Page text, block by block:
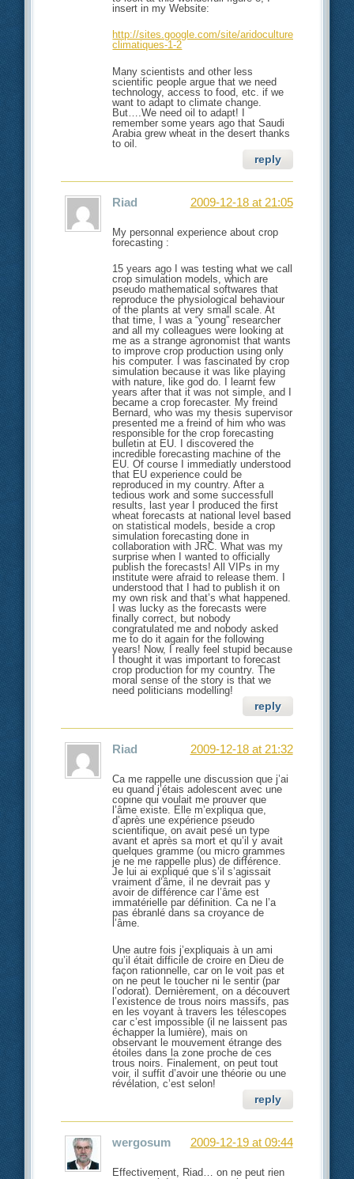
insert in my Website:
http://sites.google.com/site/aridoculture/
climatiques-1-2
Many scientists and other less
scientific people argue that we need
technology, access to food, etc. if we
want to adapt to climate change.
But….We need oil to adapt! I
remember some years ago that Saudi
Arabia grew wheat in the desert thanks
to oil.
reply
Riad 2009-12-18 at 21:05
My personnal experience about crop
forecasting :
15 years ago I was testing what we call
crop simulation models, which are
pseudo mathematical softwares that
reproduce the physiological behaviour
of the plants at very small scale. At
that time, I was a “young” researcher
and all my colleagues were looking at
me as a strange agronomist that wants
to improve crop production using only
his computer. I was fascinated by crop
simulation because it was like playing
with nature, like god do. I learnt few
years after that it was not simple, and I
became a crop forecaster. My freind
Bernard, who was my thesis supervisor
presented me a freind of him who was
responsible for the crop forecasting
bulletin at EU. I discovered the
incredible forecasting machine of the
EU. Of course I immediatly understood
that EU experience could be
reproduced in my country. After a
tedious work and some successfull
results, last year I produced the first
wheat forecasts at national level based
on statistical models, beside a crop
simulation forecasting done in
collaboration with JRC. What was my
surprise when I wanted to officially
publish the forecasts! All VIPs in my
institute were afraid to release them. I
understood that I had to publish it on
my own risk and that’s what happened.
I was lucky as the forecasts were
finally correct, but nobody
congratulated me and nobody asked
me to do it again for the following
years! Now, I really feel stupid because
I thought it was important to forecast
crop production for my country. The
moral sense of the story is that we
need politicians modelling!
reply
Riad 2009-12-18 at 21:32
Ca me rappelle une discussion que j’ai
eu quand j’étais adolescent avec une
copine qui voulait me prouver que
l’âme existe. Elle m’expliqua que,
d’après une expérience pseudo
scientifique, on avait pesé un type
avant et après sa mort et qu’il y avait
quelques gramme (ou micro grammes
je ne me rappelle plus) de différence.
Je lui ai expliqué que s’il s’agissait
vraiment d’âme, il ne devrait pas y
avoir de différence car l’âme est
immatérielle par définition. Ca ne l’a
pas ébranlé dans sa croyance de
l’âme.
Une autre fois j’expliquais à un ami
qu’il était difficile de croire en Dieu de
façon rationnelle, car on le voit pas et
on ne peut le toucher ni le sentir (par
l’odorat). Dernièrement, on a découvert
l’existence de trous noirs massifs, pas
en les voyant à travers les télescopes
car c’est impossible (il ne laissent pas
échapper la lumière), mais on
observant le mouvement étrange des
étoiles dans la zone proche de ces
trous noirs. Finalement, on peut tout
voir, il suffit d’avoir une théorie ou une
révélation, c’est selon!
reply
wergosum 2009-12-19 at 09:44
Effectivement, Riad… on ne peut rien